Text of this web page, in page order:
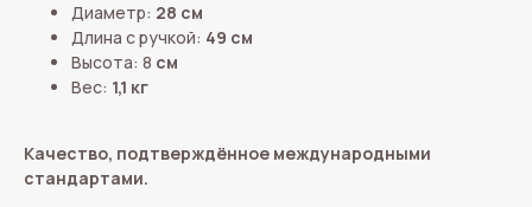
Диаметр: 28 см
Длина с ручкой: 49 см
Высота: 8 см
Вес: 1,1 кг
Качество, подтверждённое международными
стандартами.